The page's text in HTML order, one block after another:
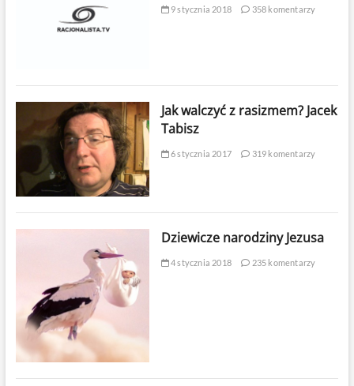
9 stycznia 2018 358 komentarzy
Jak walczyć z rasizmem? Jacek
Tabisz
6 stycznia 2017 319 komentarzy
Dziewicze narodziny Jezusa
4 stycznia 2018 235 komentarzy